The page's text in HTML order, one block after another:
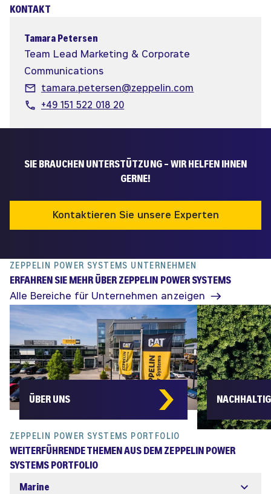
KONTAKT
Tamara Petersen
Team Lead Marketing & Corporate
Communications
tamara.petersen@zeppelin.com
+49 151 522 018 20
SIE BRAUCHEN UNTERSTÜTZUNG – WIR HELFEN IHNEN
GERNE!
Kontaktieren Sie unsere Experten
ZEPPELIN POWER SYSTEMS UNTERNEHMEN
ERFAHREN SIE MEHR ÜBER ZEPPELIN POWER SYSTEMS
Alle Bereiche für Unternehmen anzeigen
ÜBER UNS
ZEPPELIN POWER SYSTEMS PORTFOLIO
WEITERFÜHRENDE THEMEN AUS DEM ZEPPELIN POWER
SYSTEMS PORTFOLIO
Marine